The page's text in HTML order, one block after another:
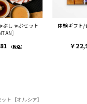
ぶしゃぶセット
］
（税込）
体験ギフト/
￥
ト［オルシア］